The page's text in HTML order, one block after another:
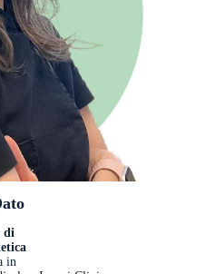
di
in